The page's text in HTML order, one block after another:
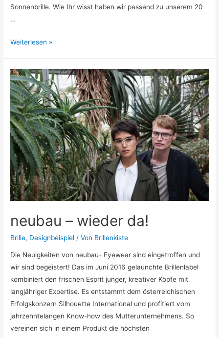
Sonnenbrille. Wie Ihr wisst haben wir passend zu unserem 20
…
Cool
Das
sind
unsere
neuen
Kinderbrillen
Weiterlesen »
neubau – wieder da!
Brille, Designbeispiel / Von Brillenkiste
Die Neuigkeiten von neubau- Eyewear sind eingetroffen und
wir sind begeistert! Das im Juni 2016 gelaunchte Brillenlabel
kombiniert den frischen Esprit junger, kreativer Köpfe mit
langjähriger Expertise. Es entstammt dem österreichischen
Erfolgskonzern Silhouette International und profitiert vom
jahrzehntelangen Know-how des Mutterunternehmens. So
vereinen sich in einem Produkt die höchsten